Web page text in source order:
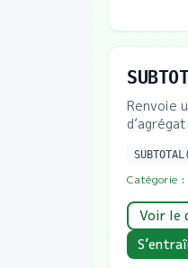
Renvoie
Catégorie :
Voir le